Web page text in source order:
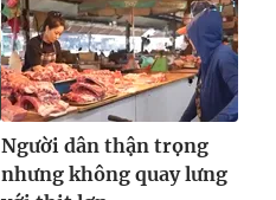
Người dân thận trọng
nhưng không quay lưng